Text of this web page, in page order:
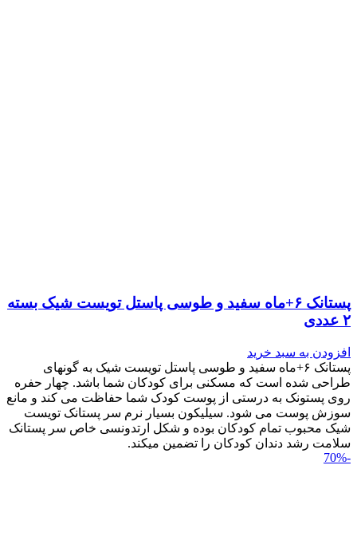
پستانک ۶+ماه سفید و طوسی پاستل تویست شیک بسته
۲ عددی
افزودن به سبد خرید
پستانک ۶+ماه سفید و طوسی پاستل تویست شیک به گونه‎ای
طراحی شده است که مسکنی برای کودکان شما باشد. چهار حفره
روی پستونک به درستی از پوست کودک شما حفاظت می کند و مانع
سوزش پوست می شود. سیلیکون بسیار نرم سر پستانک تویست
شیک محبوب تمام کودکان بوده و شکل ارتدونسی خاص سر پستانک
سلامت رشد دندان کودکان را تضمین می‎کند.
-70%